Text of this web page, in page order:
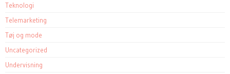
Teknologi
Telemarketing
Tøj og mode
Uncategorized
Undervisning